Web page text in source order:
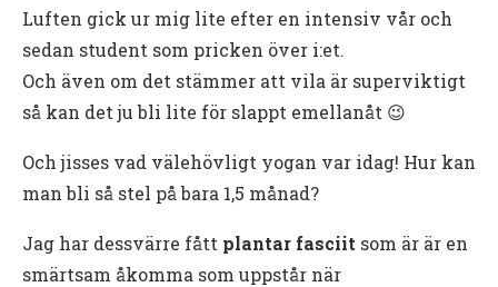
Luften gick ur mig lite efter en intensiv vår och
sedan student som pricken över i:et.
Och även om det stämmer att vila är superviktigt
så kan det ju bli lite för slappt emellanåt 😉
Och jisses vad välehövligt yogan var idag! Hur kan
man bli så stel på bara 1,5 månad?
Jag har dessvärre fått plantar fasciit som är är en
smärtsam åkomma som uppstår när